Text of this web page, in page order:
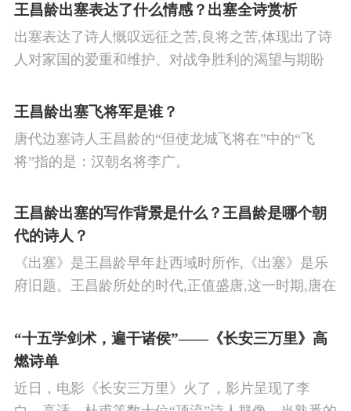
王昌龄出塞表达了什么情感？出塞全诗赏析
出塞表达了诗人慨叹远征之苦,良将之苦,体现出了诗
人对家国的爱重和维护、对战争胜利的渴望与期盼
日平息边塞战争,使国家得到安宁,让人民过上安定生
王昌龄出塞飞将军是谁？
唐代边塞诗人王昌龄的“但使龙城飞将在”中的“飞
将”指的是：汉朝名将李广。
王昌龄出塞的写作背景是什么？王昌龄是哪个朝
代的诗人？
《出塞》是王昌龄早年赴西域时所作,《出塞》是乐
府旧题。王昌龄所处的时代,正值盛唐,这一时期,唐在
的作品中,多能体现一种慷慨激昂的向上精神,和克敌
制胜的强烈自信。 同时,频繁的边塞战争,也使人民不
平愿望。
“十五学剑术，遍干诸侯”——《长安三万里》高
燃诗单
近日，电影《长安三万里》火了，影片呈现了李